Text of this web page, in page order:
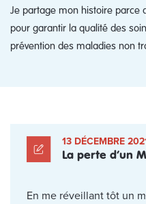
Je partage mon histoire parce
pour garantir la qualité des
prévention des maladies non
13 DÉCEMBRE
La perte d’un
En me réveillant tôt un